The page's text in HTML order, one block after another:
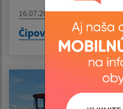
16.07.2026
Čipovanie nádob